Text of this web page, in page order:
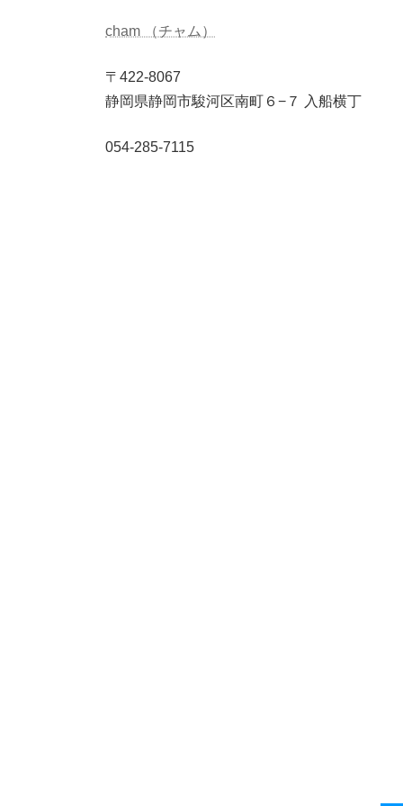
cham （チャム）
〒422-8067
静岡県静岡市駿河区南町６−７ 入船横丁
054-285-7115